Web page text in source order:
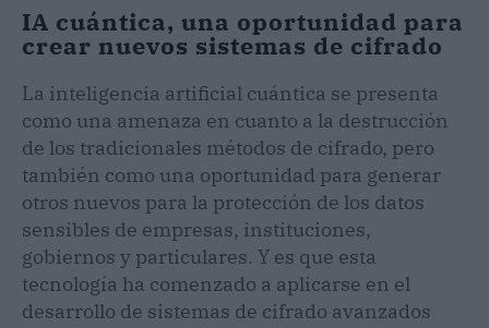
IA cuántica, una oportunidad para
crear nuevos sistemas de cifrado
La inteligencia artificial cuántica se presenta
como una amenaza en cuanto a la destrucción
de los tradicionales métodos de cifrado, pero
también como una oportunidad para generar
otros nuevos para la protección de los datos
sensibles de empresas, instituciones,
gobiernos y particulares. Y es que esta
tecnología ha comenzado a aplicarse en el
desarrollo de sistemas de cifrado avanzados